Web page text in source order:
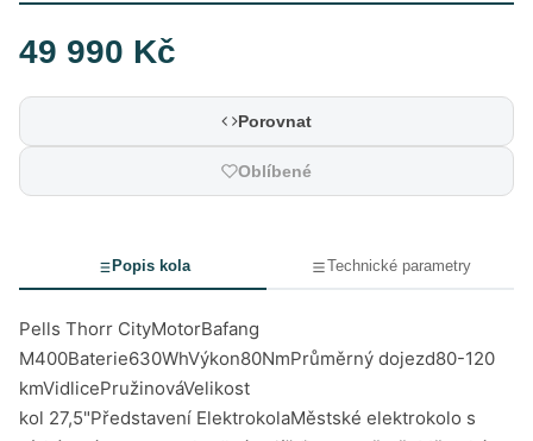
49 990 Kč
Porovnat
Oblíbené
Popis kola Technické parametry
Pells Thorr CityMotorBafang
M400Baterie630WhVýkon80NmPrůměrný dojezd80-120
kmVidlicePružinováVelikost
kol 27,5"Představení ElektrokolaMěstské elektrokolo s